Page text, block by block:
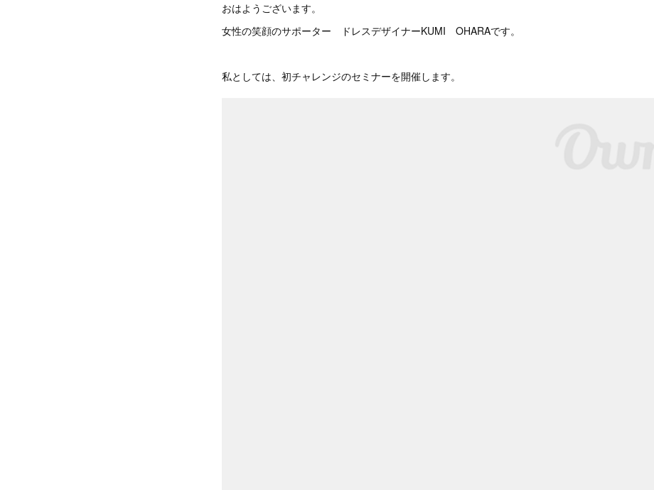
おはようございます。
女性の笑顔のサポーター ドレスデザイナーKUMI OHARAです。
私としては、初チャレンジのセミナーを開催します。